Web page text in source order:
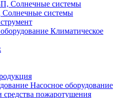
системы
Климатическое
Насосное оборудование